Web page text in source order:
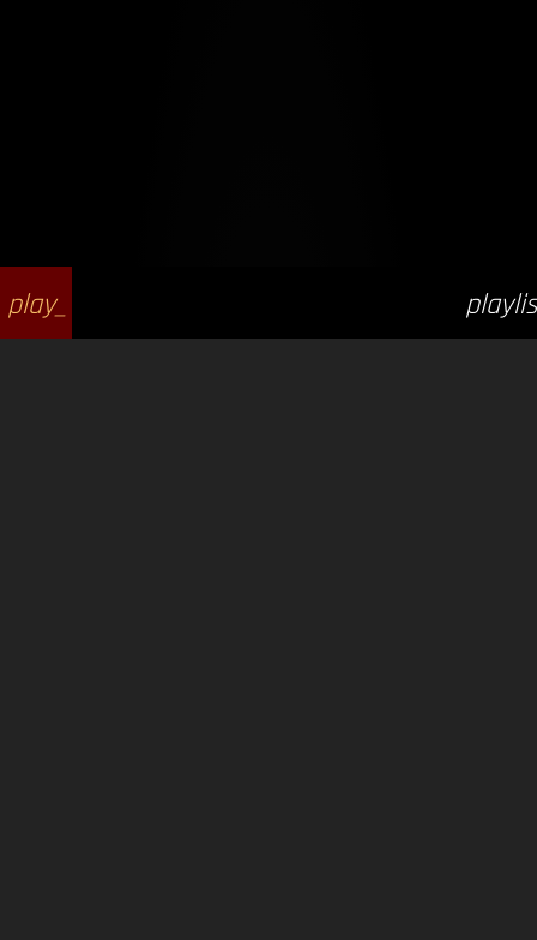
play_
playlis